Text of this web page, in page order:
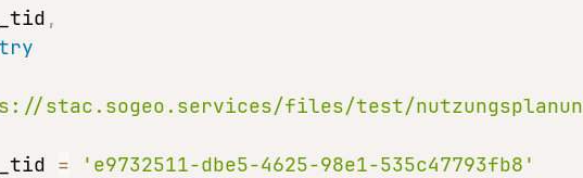
,
stac.sogeo.services/files/test/
=
'e9732511-dbe5-4625-98e1-535c47793fb8'